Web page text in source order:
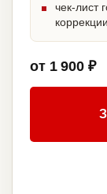
чек-лист
от 1 900 ₽